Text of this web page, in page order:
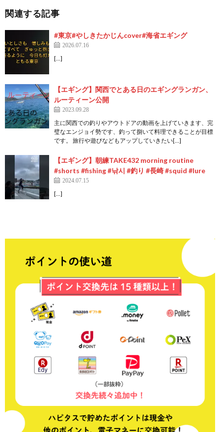
関連する記事
#東京#やしきたかじんcover#海省エギング
2026.07.16
[…]
【エギング】関西でとある日のエギングランガン、
ルーティーン公開
2023.09.28
主に関西での釣りやアウトドアの動画を上げていきます、完
璧なエンジョイ勢です、釣って捌いて料理できることが目標
です。 旅行や遊びなどもアップしていきたい[…]
【エギング】朝練TAKE432 morning routine
#shorts #fishing #낚시 #釣り #長崎 #squid #lure
2024.07.15
[…]